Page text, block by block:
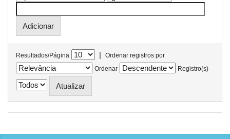
Resultados/Página |
Ordenar registros por
Ordenar
Registro(s)